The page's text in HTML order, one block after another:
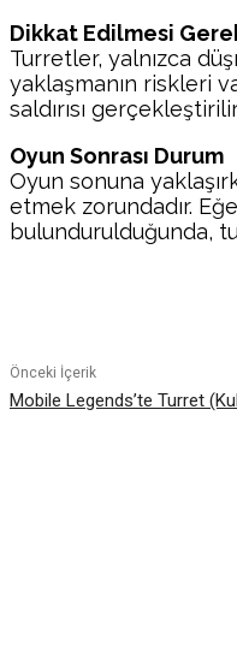
Dikkat Edilmesi
Turretler, yalnızca
yaklaşmanın riskleri
saldırısı
Oyun Sonrası Durum
Oyun sonuna
etmek zorundadır.
bulundurulduğunda,
Önceki İçerik
Mobile Legends’te Turret